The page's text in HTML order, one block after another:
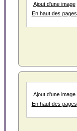
Ajout d'une image
En haut des pages
Ajout d'une image
En haut des pages